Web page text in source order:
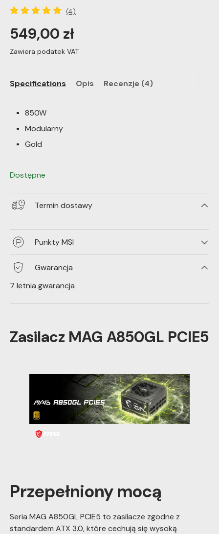
(4)
549,00 zł
Zawiera podatek VAT
Specifications Opis Recenzje (4)
850W
Modularny
Gold
Dostępne
Termin dostawy
Punkty MSI
Gwarancja
7 letnia gwarancja
Zasilacz MAG A850GL PCIE5
Przepełniony mocą
Seria MAG A850GL PCIE5 to zasilacze zgodne z
standardem ATX 3.0, które cechują się wysoką